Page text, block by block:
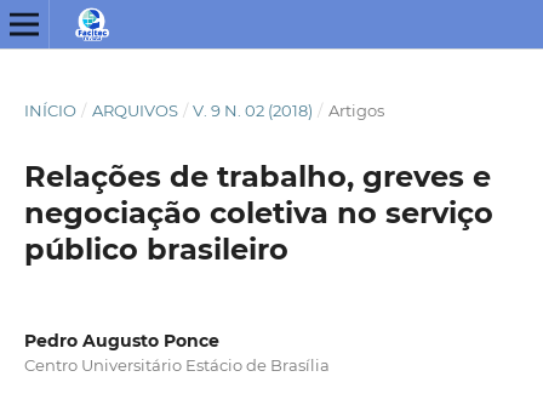
INÍCIO / ARQUIVOS / V. 9 N. 02 (2018) / Artigos
Relações de trabalho, greves e
negociação coletiva no serviço
público brasileiro
Pedro Augusto Ponce
Centro Universitário Estácio de Brasília